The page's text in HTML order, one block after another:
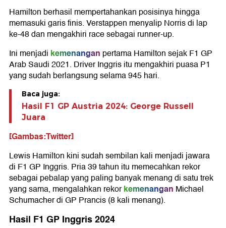
Hamilton berhasil mempertahankan posisinya hingga
memasuki garis finis. Verstappen menyalip Norris di lap
ke-48 dan mengakhiri race sebagai runner-up.
Ini menjadi kemenangan pertama Hamilton sejak F1 GP
Arab Saudi 2021. Driver Inggris itu mengakhiri puasa P1
yang sudah berlangsung selama 945 hari.
Baca juga:
Hasil F1 GP Austria 2024: George Russell
Juara
[Gambas:Twitter]
Lewis Hamilton kini sudah sembilan kali menjadi jawara
di F1 GP Inggris. Pria 39 tahun itu memecahkan rekor
sebagai pebalap yang paling banyak menang di satu trek
yang sama, mengalahkan rekorkemenangan Michael
Schumacher di GP Prancis (8 kali menang).
Hasil F1 GP Inggris 2024